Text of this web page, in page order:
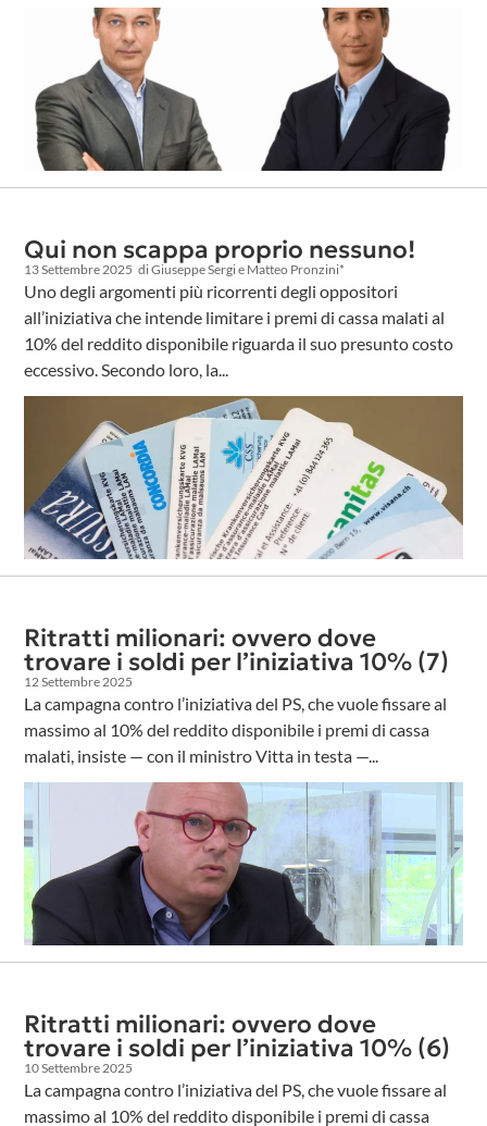
Qui non scappa proprio nessuno!
13 Settembre 2025 di Giuseppe Sergi e Matteo Pronzini*
Uno degli argomenti più ricorrenti degli oppositori
all’iniziativa che intende limitare i premi di cassa malati al
10% del reddito disponibile riguarda il suo presunto costo
eccessivo. Secondo loro, la...
Ritratti milionari: ovvero dove
trovare i soldi per l’iniziativa 10% (7)
12 Settembre 2025
La campagna contro l’iniziativa del PS, che vuole fissare al
massimo al 10% del reddito disponibile i premi di cassa
malati, insiste — con il ministro Vitta in testa —...
Ritratti milionari: ovvero dove
trovare i soldi per l’iniziativa 10% (6)
10 Settembre 2025
La campagna contro l’iniziativa del PS, che vuole fissare al
massimo al 10% del reddito disponibile i premi di cassa